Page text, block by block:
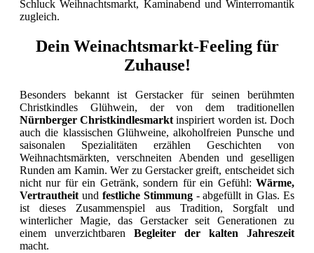
Schluck Weihnachtsmarkt, Kaminabend und Winterromantik
zugleich.
Dein Weinachtsmarkt-Feeling für
Zuhause!
Besonders bekannt ist Gerstacker für seinen berühmten
Christkindles Glühwein, der von dem traditionellen
Nürnberger Christkindlesmarkt inspiriert worden ist. Doch
auch die klassischen Glühweine, alkoholfreien Punsche und
saisonalen Spezialitäten erzählen Geschichten von
Weihnachtsmärkten, verschneiten Abenden und geselligen
Runden am Kamin. Wer zu Gerstacker greift, entscheidet sich
nicht nur für ein Getränk, sondern für ein Gefühl: Wärme,
Vertrautheit und festliche Stimmung - abgefüllt in Glas. Es
ist dieses Zusammenspiel aus Tradition, Sorgfalt und
winterlicher Magie, das Gerstacker seit Generationen zu
einem unverzichtbaren Begleiter der kalten Jahreszeit
macht.